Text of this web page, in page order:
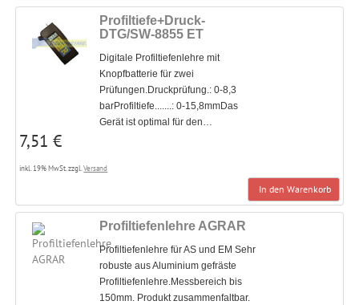
Profiltiefe+Druck-
DTG/SW-8855 ET
Digitale Profiltiefenlehre mit
Knopfbatterie für zwei
Prüfungen.Druckprüfung.: 0-8,3
barProfiltiefe.......: 0-15,8mmDas
Gerät ist optimal für den…
7,51 €
inkl. 19% MwSt. zzgl.Versand
In den Warenkorb
Profiltiefenlehre AGRAR
Profiltiefenlehre für AS und EM Sehr
robuste aus Aluminium gefräste
Profiltiefenlehre.Messbereich bis
150mm. Produkt zusammenfaltbar.